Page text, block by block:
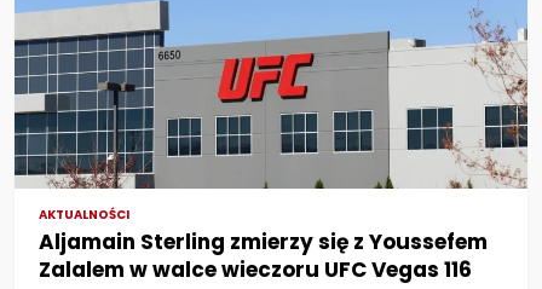
AKTUALNOŚCI
Aljamain Sterling zmierzy się z Youssefem
Zalalem w walce wieczoru UFC Vegas 116